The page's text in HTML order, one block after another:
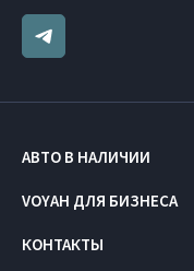
АВТО В НАЛИЧИИ
VOYAH ДЛЯ БИЗНЕСА
КОНТАКТЫ